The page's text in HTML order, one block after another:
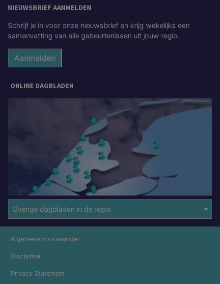
NIEUWSBRIEF AANMELDEN
Schrijf je in voor onze nieuwsbrief en krijg wekelijks een
samenvatting van alle gebeurtenissen uit jouw regio.
Aanmelden
ONLINE DAGBLADEN
Overige dagbladen in de regio
Algemene voorwaarden
Disclaimer
Privacy Statement